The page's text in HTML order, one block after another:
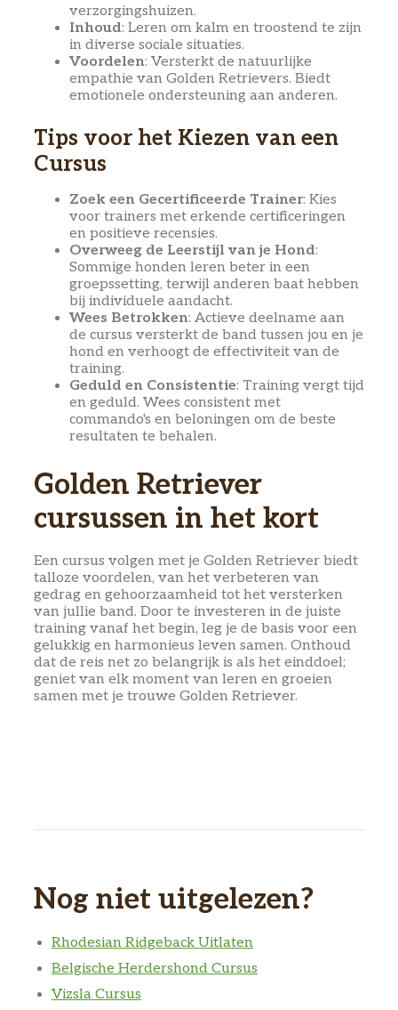
verzorgingshuizen.
Inhoud: Leren om kalm en troostend te zijn
in diverse sociale situaties.
Voordelen: Versterkt de natuurlijke
empathie van Golden Retrievers. Biedt
emotionele ondersteuning aan anderen.
Tips voor het Kiezen van een
Cursus
Zoek een Gecertificeerde Trainer: Kies
voor trainers met erkende certificeringen
en positieve recensies.
Overweeg de Leerstijl van je Hond:
Sommige honden leren beter in een
groepssetting, terwijl anderen baat hebben
bij individuele aandacht.
Wees Betrokken: Actieve deelname aan
de cursus versterkt de band tussen jou en je
hond en verhoogt de effectiviteit van de
training.
Geduld en Consistentie: Training vergt tijd
en geduld. Wees consistent met
commando's en beloningen om de beste
resultaten te behalen.
Golden Retriever
cursussen in het kort
Een cursus volgen met je Golden Retriever biedt
talloze voordelen, van het verbeteren van
gedrag en gehoorzaamheid tot het versterken
van jullie band. Door te investeren in de juiste
training vanaf het begin, leg je de basis voor een
gelukkig en harmonieus leven samen. Onthoud
dat de reis net zo belangrijk is als het einddoel;
geniet van elk moment van leren en groeien
samen met je trouwe Golden Retriever.
Nog niet uitgelezen?
Rhodesian Ridgeback Uitlaten
Belgische Herdershond Cursus
Vizsla Cursus